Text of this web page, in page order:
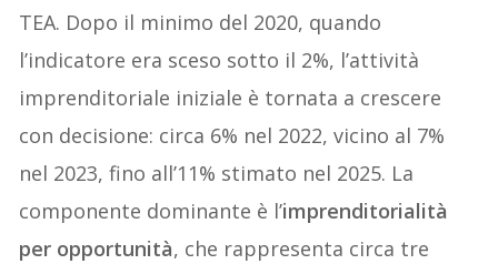
TEA. Dopo il minimo del 2020, quando
l’indicatore era sceso sotto il 2%, l’attività
imprenditoriale iniziale è tornata a crescere
con decisione: circa 6% nel 2022, vicino al 7%
nel 2023, fino all’11% stimato nel 2025. La
componente dominante è l’imprenditorialità
per opportunità, che rappresenta circa tre